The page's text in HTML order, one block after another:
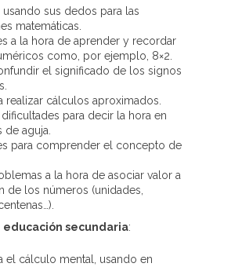
usando sus dedos para las
matemáticas.
a la hora de aprender y recordar
como, por ejemplo, 8×2.
el significado de los signos
realizar cálculos aproximados.
dificultades para decir la hora en
de aguja.
para comprender el concepto de
a la hora de asociar valor a
de los números (unidades,
educación secundaria:
el cálculo mental, usando en